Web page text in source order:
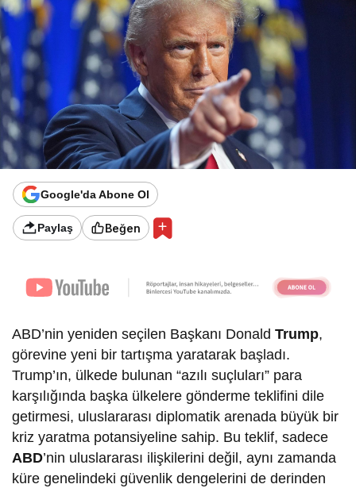
Google'da Abone Ol
Paylaş Beğen
ABD’nin yeniden seçilen Başkanı DonaldTrump,
görevine yeni bir tartışma yaratarak başladı.
Trump’ın, ülkede bulunan “azılı suçluları” para
karşılığında başka ülkelere gönderme teklifini dile
getirmesi, uluslararası diplomatik arenada büyük bir
kriz yaratma potansiyeline sahip. Bu teklif, sadece
ABD’nin uluslararası ilişkilerini değil, aynı zamanda
küre genelindeki güvenlik dengelerini de derinden